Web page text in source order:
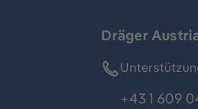
Dräger
+43 1 609